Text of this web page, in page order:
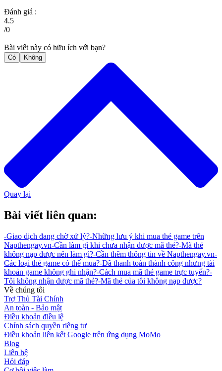
Đánh giá :
4.5
/0
Bài viết này có hữu ích với bạn?
Có Không
Quay lại
Bài viết liên quan:
-Giao dịch đang chờ xử lý?-Những lưu ý khi mua thẻ game trên
Napthengay.vn-Cần làm gì khi chưa nhận được mã thẻ?-Mã thẻ
không nạp được nên làm gì?-Cần thêm thông tin về Napthengay.vn-
Các loại thẻ game có thể mua?-Đã thanh toán thành công nhưng tài
khoản game không ghi nhận?-Cách mua mã thẻ game trực tuyến?-
Tôi không nhận được mã thẻ?-Mã thẻ của tôi không nạp được?
Về chúng tôi
Trợ Thủ Tài Chính
An toàn - Bảo mật
Điều khoản điều lệ
Chính sách quyền riêng tư
Điều khoản liên kết Google trên ứng dụng MoMo
Blog
Liên hệ
Hỏi đáp